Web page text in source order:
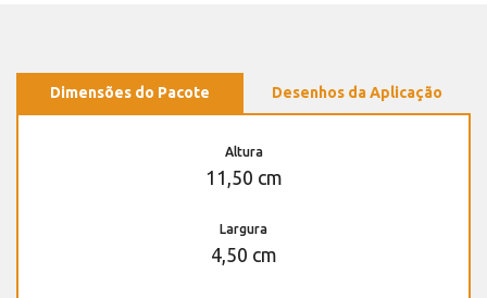
Dimensões do Pacote Desenhos da Aplicação
Altura
11,50 cm
Largura
4,50 cm